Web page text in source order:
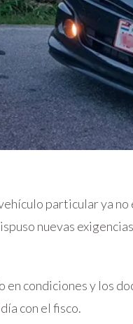
particular ya
nuevas
en condiciones y los
con el fisco.